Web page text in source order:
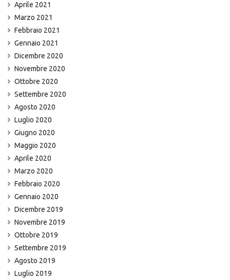
Aprile 2021
Marzo 2021
Febbraio 2021
Gennaio 2021
Dicembre 2020
Novembre 2020
Ottobre 2020
Settembre 2020
Agosto 2020
Luglio 2020
Giugno 2020
Maggio 2020
Aprile 2020
Marzo 2020
Febbraio 2020
Gennaio 2020
Dicembre 2019
Novembre 2019
Ottobre 2019
Settembre 2019
Agosto 2019
Luglio 2019